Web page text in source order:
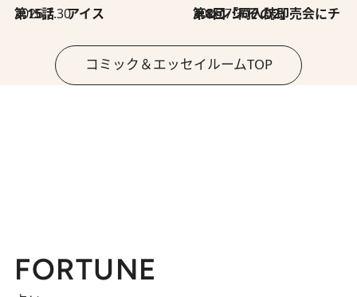
2026.7.30
第15話 アイス 2026.7.30
第8回「同人誌即売会にチャレンジ その2」
コミック＆エッセイルームTOP
FORTUNE